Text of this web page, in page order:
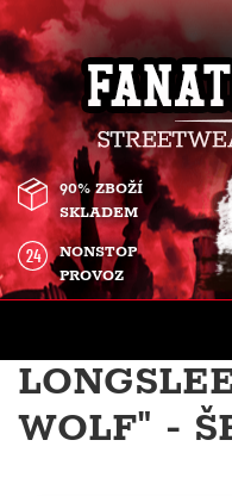
90% ZBOŽÍ
SKLADEM
NONSTOP
PROVOZ
WOLF" -